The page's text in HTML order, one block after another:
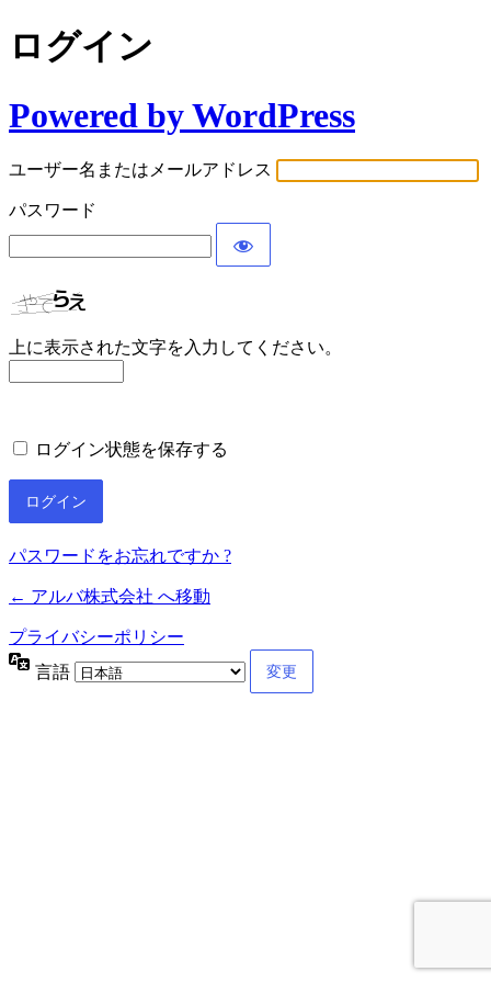
ログイン
Powered by WordPress
ユーザー名またはメールアドレス
パスワード
上に表示された文字を入力してください。
ログイン状態を保存する
パスワードをお忘れですか ?
← アルバ株式会社 へ移動
プライバシーポリシー
言語